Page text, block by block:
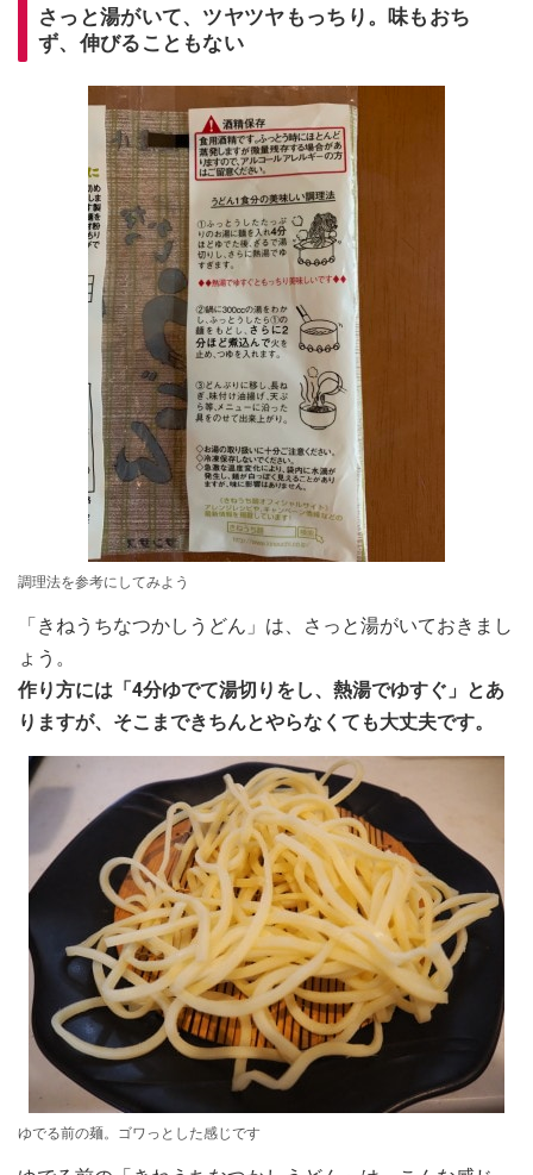
さっと湯がいて、ツヤツヤもっちり。味もおち
ず、伸びることもない
調理法を参考にしてみよう
「きねうちなつかしうどん」は、さっと湯がいておきまし
ょう。
作り方には「4分ゆでて湯切りをし、熱湯でゆすぐ」とあ
りますが、そこまできちんとやらなくても大丈夫です。
ゆでる前の麺。ゴワっとした感じです